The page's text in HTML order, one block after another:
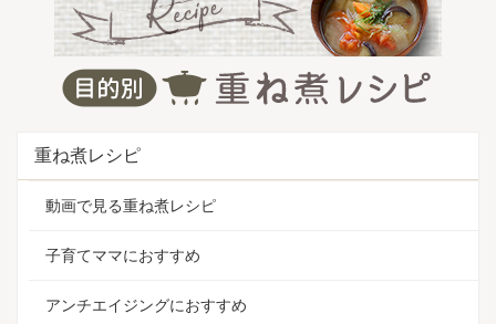
重ね煮レシピ
動画で見る重ね煮レシピ
子育てママにおすすめ
アンチエイジングにおすすめ